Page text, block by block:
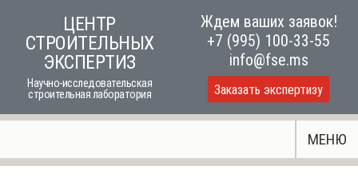
content
ЦЕНТР
СТРОИТЕЛЬНЫХ
ЭКСПЕРТИЗ
Научно-исследовательская
строительная лаборатория
Ждем ваших заявок!
+7 (995) 100-33-55
info@fse.ms
Заказать экспертизу
МЕНЮ